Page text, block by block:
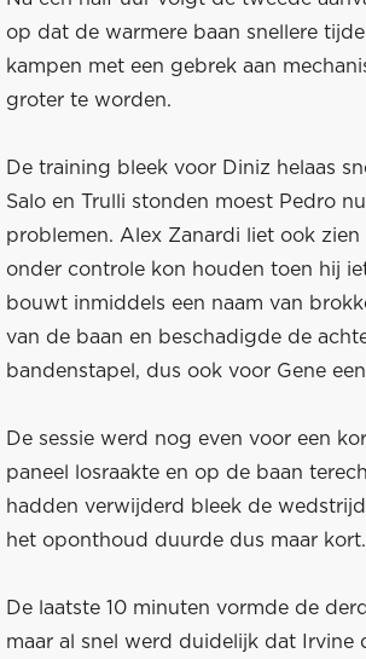
op dat de warmere baan snellere
kampen met een gebrek aan
groter te worden.
De training bleek voor Diniz helaas
Salo en Trulli stonden moest Pedro
problemen. Alex Zanardi liet ook
onder controle kon houden toen hij
bouwt inmiddels een naam van
van de baan en beschadigde de
bandenstapel, dus ook voor Gene
De sessie werd nog even voor een
paneel losraakte en op de baan
hadden verwijderd bleek de
het oponthoud duurde dus maar kort.
De laatste 10 minuten vormde de
maar al snel werd duidelijk dat Irvine